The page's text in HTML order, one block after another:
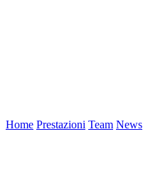
Home Prestazioni Team News